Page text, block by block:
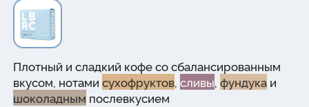
Плотный и сладкий кофе со сбалансированным
вкусом, нотамисухофруктов,сливы,фундука и
шоколадным послевкусием